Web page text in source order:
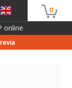
0
online